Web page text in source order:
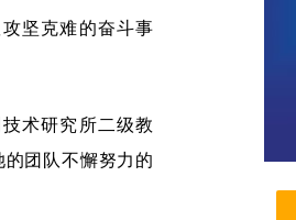
坚克难的奋斗事
术研究所二级教
团队不懈努力的